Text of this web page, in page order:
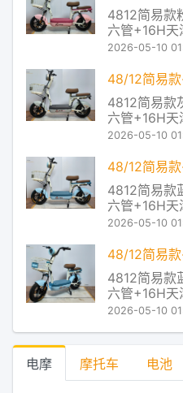
用率进行了
4812简易款
六管+16H
110大鼓，有
器主芯片对
用率进行了
2026-05-10
48/12简易
4812简易款
六管+16H
110大鼓，有
器主芯片对
用率进行了
2026-05-10
48/12简易
4812简易款
六管+16H
110大鼓，有
器主芯片对
用率进行了
2026-05-10
48/12简易
4812简易款
六管+16H
110大鼓，有
控，从而把
用率进行了
2026-05-10
电摩 摩托车 电池